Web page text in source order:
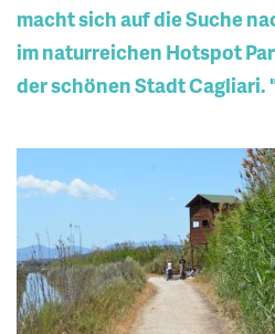
macht sich auf die Suche
im naturreichen Hotspot
der schönen Stadt Cagliari.